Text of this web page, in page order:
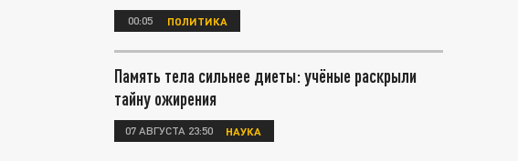
00:05 ПОЛИТИКА
Память тела сильнее диеты: учёные раскрыли
тайну ожирения
07 АВГУСТА 23:50 НАУКА